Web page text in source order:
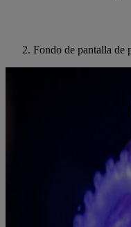
Fondo de pantalla de